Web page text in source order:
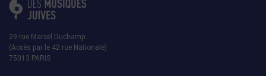
29 rue Marcel Duchamp
(Accès par le 42 rue Nationale)
75013 PARIS